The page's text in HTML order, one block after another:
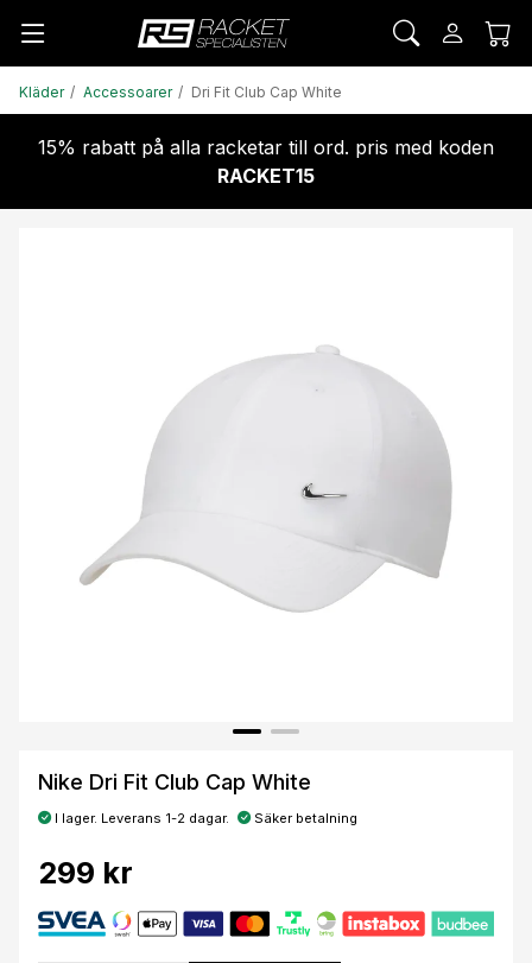
Kläder Accessoarer Dri Fit Club Cap White
15% rabatt på alla racketar till ord. pris med koden
RACKET15
Nike Dri Fit Club Cap White
I lager. Leverans 1-2 dagar. Säker betalning
299 kr